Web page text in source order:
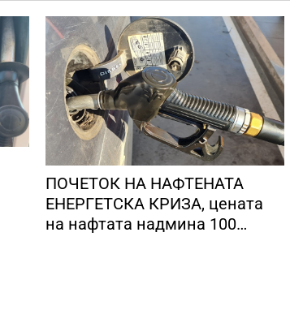
ПОЧЕТОК НА НАФТЕНАТА
ЕНЕРГЕТСКА КРИЗА, цената
на нафтата надмина 100